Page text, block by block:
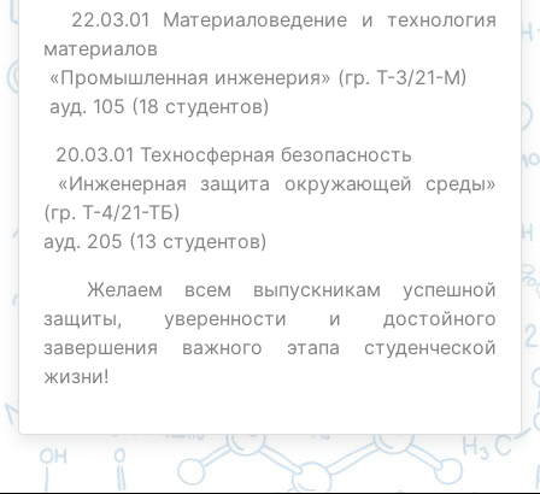
22.03.01 Материаловедение и технология
материалов
«Промышленная инженерия» (гр. Т-3/21-М)
ауд. 105 (18 студентов)
20.03.01 Техносферная безопасность
«Инженерная защита окружающей среды»
(гр. Т-4/21-ТБ)
ауд. 205 (13 студентов)
Желаем всем выпускникам успешной
защиты, уверенности и достойного
завершения важного этапа студенческой
жизни!